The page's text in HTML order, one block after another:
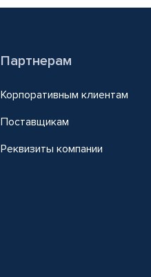
Партнерам
Корпоративным клиентам
Поставщикам
Реквизиты компании